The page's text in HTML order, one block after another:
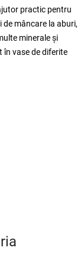
practic pentru
mâncare la aburi,
minerale și
vase de diferite